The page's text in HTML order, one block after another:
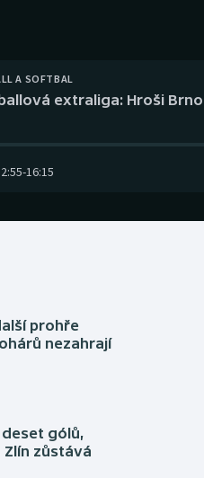
Olympijské hry
Plážový volejbal
A SOFTBAL
extraliga: Hroši Brno
-16:15
prohře
nezahrají
deset gólů,
Zlín zůstává